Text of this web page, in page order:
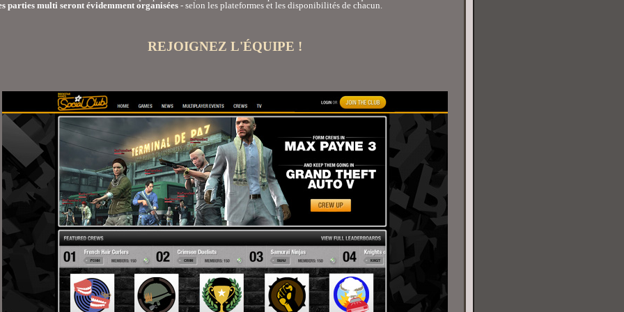
parties multi seront évidemment organisées- selon les plateformes et les disponibilités de chacun.
REJOIGNEZ L'ÉQUIPE !